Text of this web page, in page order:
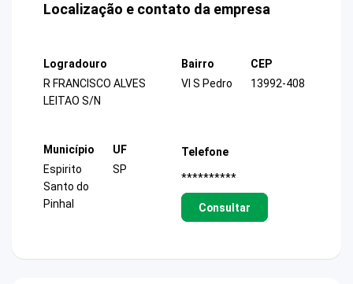
Localização e contato da empresa
Logradouro
R FRANCISCO ALVES
LEITAO S/N
Bairro
Vl S Pedro
CEP
13992-408
Município
Espirito
Santo do
Pinhal
UF
SP
Telefone
**********
Consultar